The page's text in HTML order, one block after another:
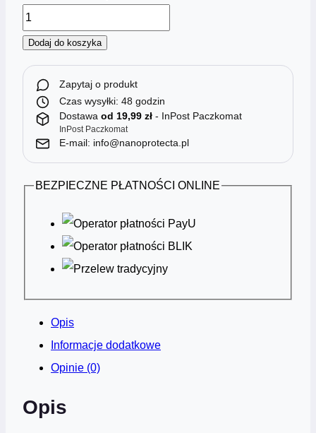
Dodaj do koszyka
Zapytaj o produkt
Czas wysyłki: 48 godzin
Dostawa od 19,99 zł - InPost Paczkomat
InPost Paczkomat
E-mail: info@nanoprotecta.pl
BEZPIECZNE PŁATNOŚCI ONLINE
Opis
Informacje dodatkowe
Opinie (0)
Opis